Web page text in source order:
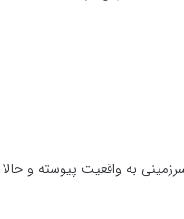
به واقعیت پیوسته و حالا